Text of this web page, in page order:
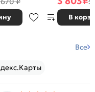
каркасно-
В
Все